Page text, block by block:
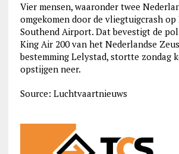
Vier mensen, waaronder twee
omgekomen door de vliegtuigcrash
Southend Airport. Dat bevestigt de
King Air 200 van het Nederlandse
bestemming Lelystad, stortte zondag
opstijgen neer.
Source: Luchtvaartnieuws